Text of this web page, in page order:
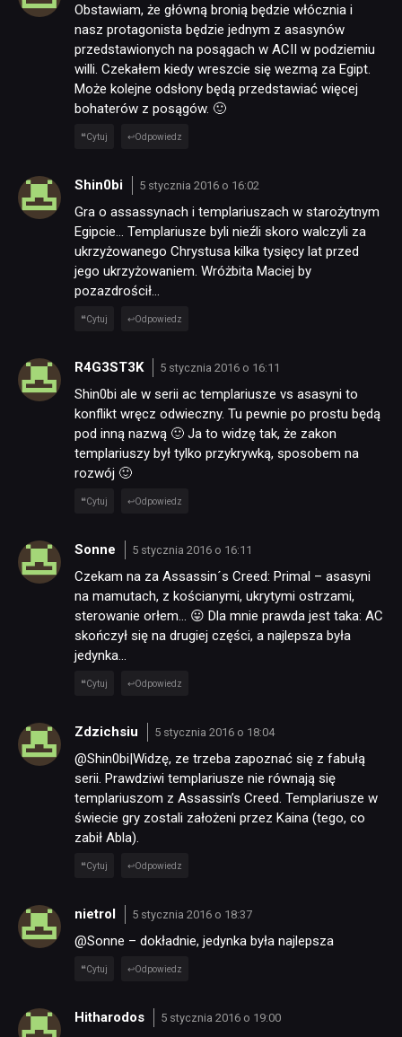
Obstawiam, że główną bronią będzie włócznia i
nasz protagonista będzie jednym z asasynów
przedstawionych na posągach w ACII w podziemiu
willi. Czekałem kiedy wreszcie się wezmą za Egipt.
Może kolejne odsłony będą przedstawiać więcej
bohaterów z posągów. 🙂
Cytuj Odpowiedz
Shin0bi 5 stycznia 2016 o 16:02
Gra o assassynach i templariuszach w starożytnym
Egipcie… Templariusze byli nieźli skoro walczyli za
ukrzyżowanego Chrystusa kilka tysięcy lat przed
jego ukrzyżowaniem. Wróżbita Maciej by
pozazdrościł…
Cytuj Odpowiedz
R4G3ST3K 5 stycznia 2016 o 16:11
Shin0bi ale w serii ac templariusze vs asasyni to
konflikt wręcz odwieczny. Tu pewnie po prostu będą
pod inną nazwą 🙂 Ja to widzę tak, że zakon
templariuszy był tylko przykrywką, sposobem na
rozwój 🙂
Cytuj Odpowiedz
Sonne 5 stycznia 2016 o 16:11
Czekam na za Assassin´s Creed: Primal – asasyni
na mamutach, z kościanymi, ukrytymi ostrzami,
sterowanie orłem… 😛 Dla mnie prawda jest taka: AC
skończył się na drugiej części, a najlepsza była
jedynka…
Cytuj Odpowiedz
Zdzichsiu 5 stycznia 2016 o 18:04
@Shin0bi|Widzę, ze trzeba zapoznać się z fabułą
serii. Prawdziwi templariusze nie równają się
templariuszom z Assassin’s Creed. Templariusze w
świecie gry zostali założeni przez Kaina (tego, co
zabił Abla).
Cytuj Odpowiedz
nietrol 5 stycznia 2016 o 18:37
@Sonne – dokładnie, jedynka była najlepsza
Cytuj Odpowiedz
Hitharodos 5 stycznia 2016 o 19:00